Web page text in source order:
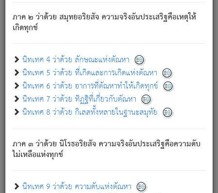
ภาค ๒ ว่าด้วย สมุทยอริยสัจ ความจริงอันประเสริฐคือเหตุให้
เกิดทุกข์
นิทเทศ 4 ว่าด้วย ลักษณะแห่งตัณหา
นิทเทศ 5 ว่าด้วย ที่เกิดและการเกิดแห่งตัณหา
นิทเทศ 6 ว่าด้วย อาการที่ตัณหาทำให้เกิดทุกข์
นิทเทศ 7 ว่าด้วย ทิฏฐิที่เกี่ยวกับตัณหา
นิทเทศ 8 ว่าด้วย กิเลสทั้งหลายในฐานะสมุทัย
ภาค ๓ ว่าด้วย นิโรธอริยสัจ ความจริงอันประเสริฐคือความดับ
ไม่เหลือแห่งทุกข์
นิทเทศ 9 ว่าด้วย ความดับแห่งตัณหา
อันเป็นไปในที่หรือเวลาทั้งปวง[3]เพื่อความมีแห่งประโยชน์โดย
ประการทั้งปวง; ภพทั้งหลายทั้งหมดนั้น ไม่เที่ยง เป็นทุกข์ มี
ความแปรปรวนเป็นธรรมดา.
อย่างนี้อยู่; เขาย่อมละภวตัณหาได้ และไม่เพลิดเพลินวิภวตัณหา
ด้วย.
ความดับเพราะความสำรอกไม่เหลือ (แห่งภพทั้งหลาย)
เพราะความสิ้นไปแห่งตัณหาโดยประการทั้งปวง นั้นคือ
นิพพาน.
ภพใหม่ย่อมไม่มีแก่ภิกษุนั้น ผู้ดับเย็นสนิทแล้ว เพราะไม่มี
ภิกษุนั้น เป็นผู้ครอบงำมารได้แล้ว ชนะสงครามแล้ว ก้าวล่วง
ภพทั้งหลายทั้งปวงได้แล้ว เป็นผู้คงที่ (คือไม่เปลี่ยนแปลงอีกต่อ
- อุ.ขุ. ๒๕/๑๒๑/๘๔.